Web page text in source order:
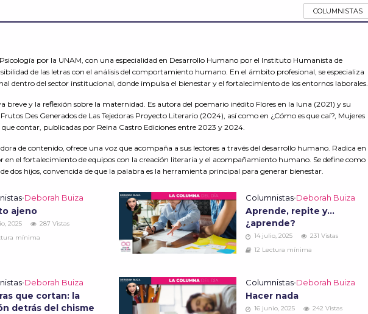
COLUMNISTAS
por la UNAM, con una especialidad en Desarrollo Humano por el Instituto Humanista de
de las letras con el análisis del comportamiento humano. En el ámbito profesional, se especializa
dentro del sector institucional, donde impulsa el bienestar y el fortalecimiento de los entornos laborales.
breve y la reflexión sobre la maternidad. Es autora del poemario inédito Flores en la luna (2021) y su
Des Generados de Las Tejedoras Proyecto Literario (2024), así como en ¿Cómo es que caí?, Mujeres
contar, publicadas por Reina Castro Ediciones entre 2023 y 2024.
de contenido, ofrece una voz que acompaña a sus lectores a través del desarrollo humano. Radica en
en el fortalecimiento de equipos con la creación literaria y el acompañamiento humano. Se define como
dos hijos, convencida de que la palabra es la herramienta principal para generar bienestar.
•Deborah Buiza
ajeno
2025
287 Vistas
mínima
Columnistas•Deborah Buiza
Aprende, repite y…
¿aprende?
14 julio, 2025
231 Vistas
12 Lectura mínima
•Deborah Buiza
que cortan: la
detrás del chisme
Columnistas•Deborah Buiza
Hacer nada
16 junio, 2025
242 Vistas